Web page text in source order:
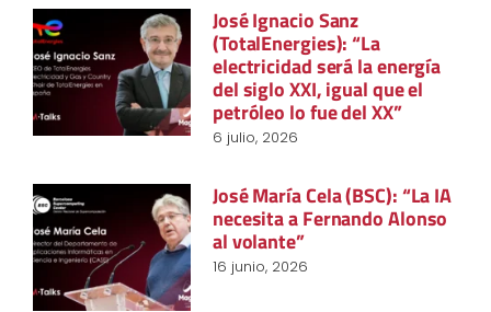
José Ignacio Sanz
(TotalEnergies): “La
electricidad será la energía
del siglo XXI, igual que el
petróleo lo fue del XX”
6 julio, 2026
José María Cela (BSC): “La IA
necesita a Fernando Alonso
al volante”
16 junio, 2026